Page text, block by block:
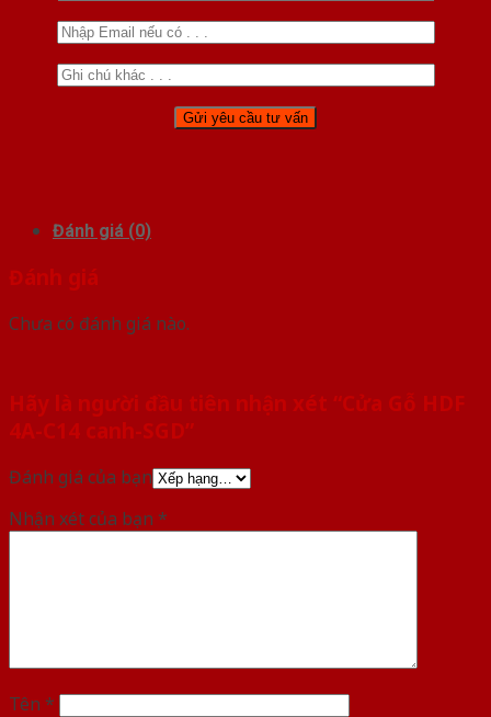
Đánh giá (0)
Đánh giá
Chưa có đánh giá nào.
Hãy là người đầu tiên nhận xét “Cửa Gỗ HDF
4A-C14 canh-SGD”
Đánh giá của bạn
Nhận xét của bạn *
Tên *